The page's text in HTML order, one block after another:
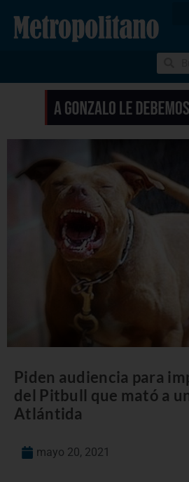
Piden audiencia para
del Pitbull que mató a
Atlántida
mayo 20, 2021